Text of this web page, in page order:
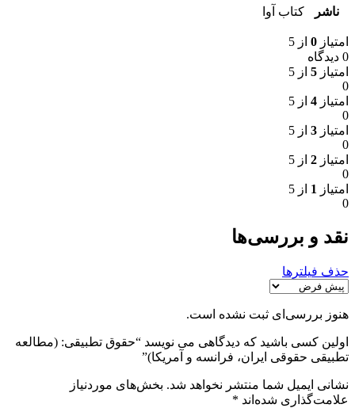
ناشر کتاب آوا
امتیاز 0 از 5
0 دیدگاه
امتیاز 5 از 5
0
امتیاز 4 از 5
0
امتیاز 3 از 5
0
امتیاز 2 از 5
0
امتیاز 1 از 5
0
نقد و بررسی‌ها
حذف فیلترها
هنوز بررسی‌ای ثبت نشده است.
اولین کسی باشید که دیدگاهی می نویسد “حقوق تطبیقی: (مطالعه
تطبیقی حقوقی ایران، فرانسه و آمریکا)”
نشانی ایمیل شما منتشر نخواهد شد. بخش‌های موردنیاز
علامت‌گذاری شده‌اند *